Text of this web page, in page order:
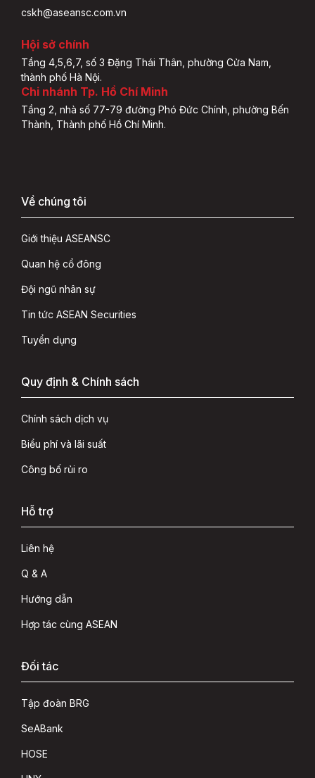
cskh@aseansc.com.vn
Hội sở chính
Tầng 4,5,6,7, số 3 Đặng Thái Thân, phường Cửa Nam,
thành phố Hà Nội.
Chi nhánh Tp. Hồ Chí Minh
Tầng 2, nhà số 77-79 đường Phó Đức Chính, phường Bến
Thành, Thành phố Hồ Chí Minh.
Về chúng tôi
Giới thiệu ASEANSC
Quan hệ cổ đông
Đội ngũ nhân sự
Tin tức ASEAN Securities
Tuyển dụng
Quy định & Chính sách
Chính sách dịch vụ
Biểu phí và lãi suất
Công bố rủi ro
Hỗ trợ
Liên hệ
Q & A
Hướng dẫn
Hợp tác cùng ASEAN
Đối tác
Tập đoàn BRG
SeABank
HOSE